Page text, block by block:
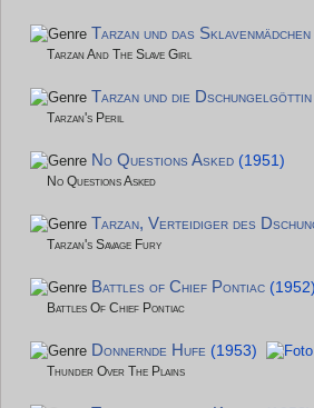
Tarzan und das Sklavenmädchen
Tarzan And The Slave Girl
Tarzan und die Dschungelgöttin
Tarzan's Peril
No Questions Asked (1951)
No Questions Asked
Tarzan, Verteidiger des
Tarzan's Savage Fury
Battles of Chief Pontiac (1952)
Battles Of Chief Pontiac
Donnernde Hufe (1953)
Thunder Over The Plains